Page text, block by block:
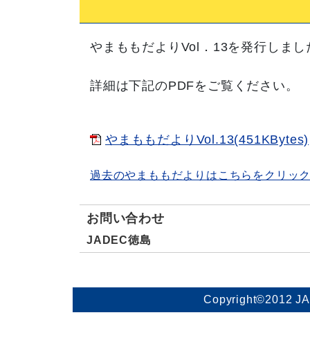
やまももだよりVol．13を発行しまし
詳細は下記のPDFをご覧ください。
やまももだよりVol.13(451KBytes)
過去のやまももだよりはこちらをクリッ
お問い合わせ
JADEC徳島
Copyright©2012